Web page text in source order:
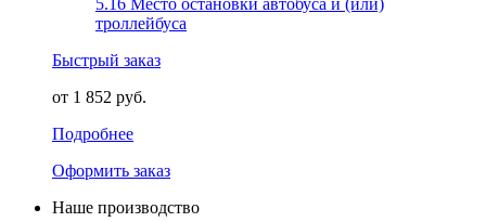
5.16 Место остановки автобуса и (или)
троллейбуса
Быстрый заказ
от 1 852 руб.
Подробнее
Оформить заказ
Наше производство